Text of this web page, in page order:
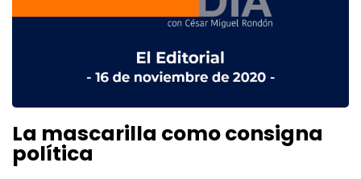
La mascarilla como consigna
política